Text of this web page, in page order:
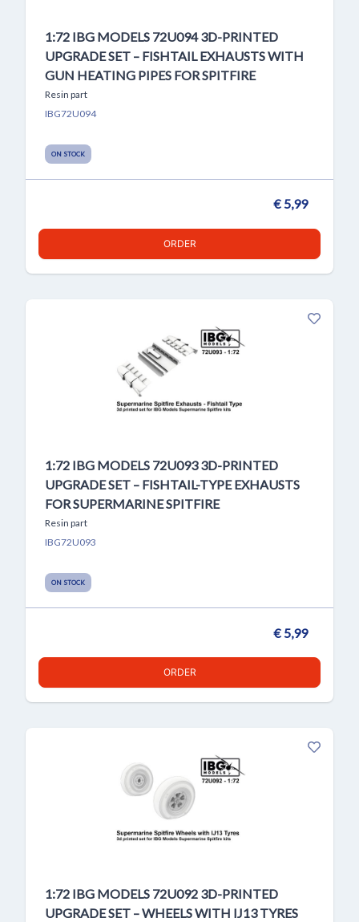
1:72 IBG MODELS 72U094 3D-PRINTED
UPGRADE SET – FISHTAIL EXHAUSTS WITH
GUN HEATING PIPES FOR SPITFIRE
Resin part
IBG72U094
ON STOCK
€ 5,99
ORDER
1:72 IBG MODELS 72U093 3D-PRINTED
UPGRADE SET – FISHTAIL-TYPE EXHAUSTS
FOR SUPERMARINE SPITFIRE
Resin part
IBG72U093
ON STOCK
€ 5,99
ORDER
1:72 IBG MODELS 72U092 3D-PRINTED
UPGRADE SET – WHEELS WITH IJ13 TYRES